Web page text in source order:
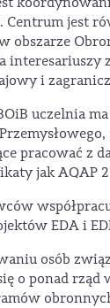
Centrum jest
obszarze
interesariuszy
i
uczelnia
pracować z
jak AQAP
EDA i
osób
o ponad